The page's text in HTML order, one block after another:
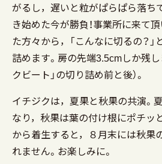
がるし，遅いと粒がぱらぱら落ち
き始めた今が勝負！事業所に来て
た方々から，「こんなに切るの？
詰めます。房の先端3.5cmしか残し
クビート」の切り詰め前と後）。
イチジクは，夏果と秋果の共演。
なり，秋果は葉の付け根にポチッ
から着生すると，８月末には秋果
れません。お楽しみに。